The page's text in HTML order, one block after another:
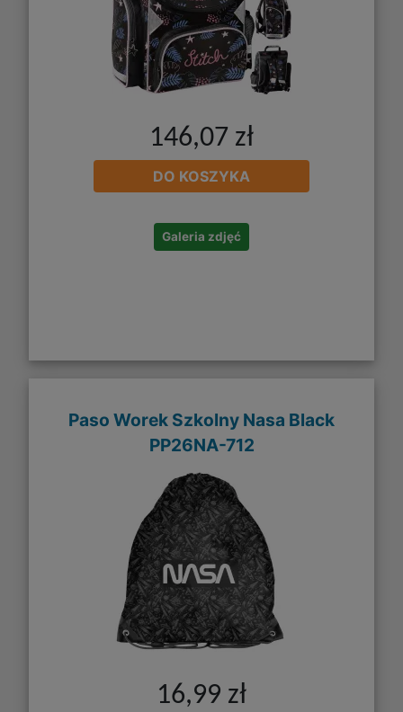
146,07 zł
DO KOSZYKA
Galeria zdjęć
Paso Worek Szkolny Nasa Black
PP26NA-712
16,99 zł